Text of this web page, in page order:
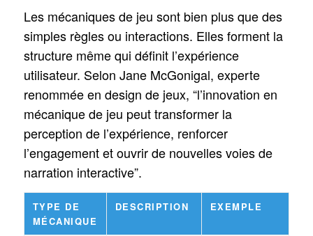
Les mécaniques de jeu sont bien plus que des
simples règles ou interactions. Elles forment la
structure même qui définit l’expérience
utilisateur. Selon Jane McGonigal, experte
renommée en design de jeux, “l’innovation en
mécanique de jeu peut transformer la
perception de l’expérience, renforcer
l’engagement et ouvrir de nouvelles voies de
narration interactive”.
TYPE DE
MÉCANIQUE
DESCRIPTION EXEMPLE